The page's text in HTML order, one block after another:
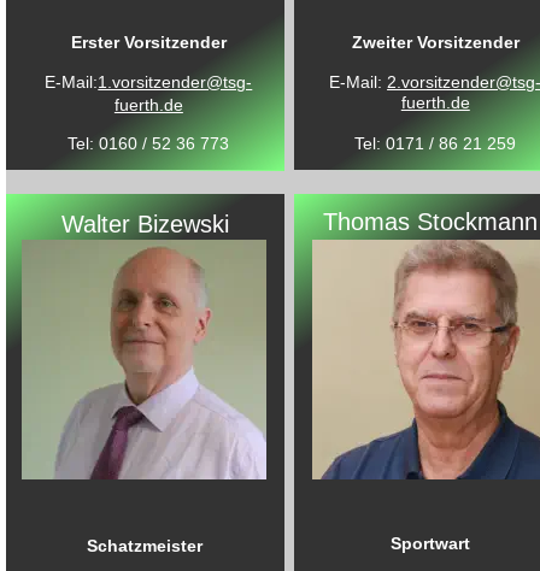
Erster Vorsitzender
E-Mail:1.vorsitzender@tsg-
fuerth.de
Tel: 0160 / 52 36 773
Zweiter Vorsitzender
E-Mail:
fuerth.de
Tel: 0171 / 86 21 259
Walter Bizewski
Schatzmeister
Thomas Stockmann
Sportwart